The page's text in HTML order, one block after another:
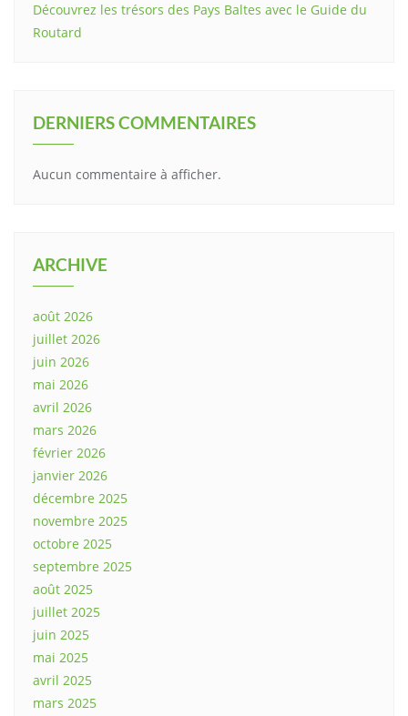
Découvrez les trésors des Pays Baltes avec le Guide du
Routard
DERNIERS COMMENTAIRES
Aucun commentaire à afficher.
ARCHIVE
août 2026
juillet 2026
juin 2026
mai 2026
avril 2026
mars 2026
février 2026
janvier 2026
décembre 2025
novembre 2025
octobre 2025
septembre 2025
août 2025
juillet 2025
juin 2025
mai 2025
avril 2025
mars 2025